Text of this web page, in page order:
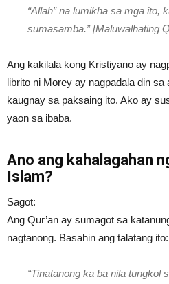
“Allah” na lumikha sa mga ito,
sumasamba.” [Maluwalhating
Ang kakilala kong Kristiyano ay
librito ni Morey ay nagpadala din
kaugnay sa paksaing ito. Ako ay
yaon sa ibaba.
Ano ang kahalagahan
Islam?
Sagot:
Ang Qur’an ay sumagot sa
nagtanong. Basahin ang talatang ito:
“Tinatanong ka ba nila tungkol